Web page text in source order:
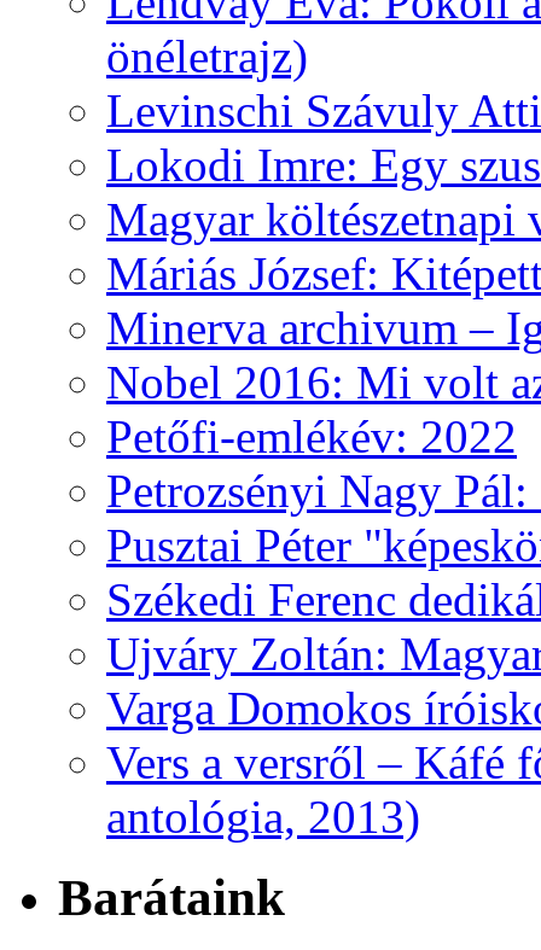
önéletrajz)
Levinschi Szávuly
Lokodi Imre: Egy
Magyar költészetnapi
Máriás József:
Minerva archivum –
Nobel 2016: Mi volt
Petőfi-emlékév: 2022
Petrozsényi Nagy
Pusztai Péter
Székedi Ferenc
Ujváry Zoltán:
Varga Domokos
Vers a versről – Káfé
antológia, 2013)
Barátaink